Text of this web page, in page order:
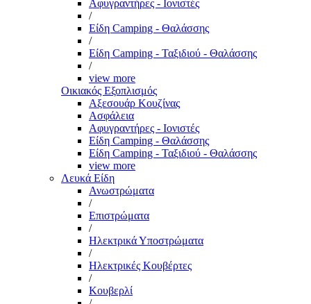
Αφυγραντήρες - Ιονιστές
/
Είδη Camping - Θαλάσσης
/
Είδη Camping - Ταξιδιού - Θαλάσσης
/
view more
Οικιακός Εξοπλισμός
Αξεσουάρ Κουζίνας
Ασφάλεια
Αφυγραντήρες - Ιονιστές
Είδη Camping - Θαλάσσης
Είδη Camping - Ταξιδιού - Θαλάσσης
view more
Λευκά Είδη
Ανωστρώματα
/
Επιστρώματα
/
Ηλεκτρικά Υποστρώματα
/
Ηλεκτρικές Κουβέρτες
/
Κουβερλί